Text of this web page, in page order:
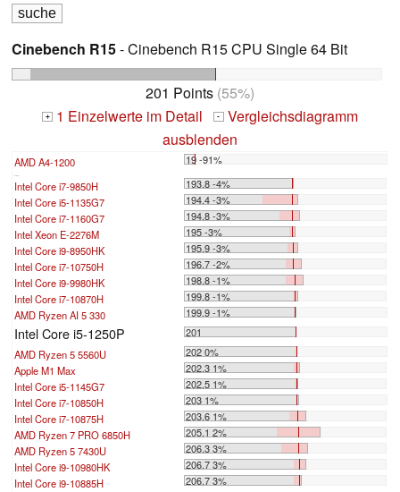
Cinebench R15- Cinebench R15 CPU Single 64 Bit
201 Points (55%)
+ 1 Einzelwerte im Detail - Vergleichsdiagramm
ausblenden
AMD A4-1200 19 -91%
Intel Core i7-9850H
193.8 -4%
Intel Core i5-1135G7
194.4 -3%
Intel Core i7-1160G7
194.8 -3%
Intel Xeon E-2276M
195 -3%
Intel Core i9-8950HK
195.9 -3%
Intel Core i7-10750H
196.7 -2%
Intel Core i9-9980HK
198.8 -1%
Intel Core i7-10870H
199.8 -1%
AMD Ryzen AI 5 330
199.9 -1%
Intel Core i5-1250P
201
AMD Ryzen 5 5560U
202 0%
Apple M1 Max
202.3 1%
Intel Core i5-1145G7
202.5 1%
Intel Core i7-10850H
203 1%
Intel Core i7-10875H
203.6 1%
AMD Ryzen 7 PRO 6850H
205.1 2%
AMD Ryzen 5 7430U
206.3 3%
Intel Core i9-10980HK
206.7 3%
Intel Core i9-10885H
206.7 3%